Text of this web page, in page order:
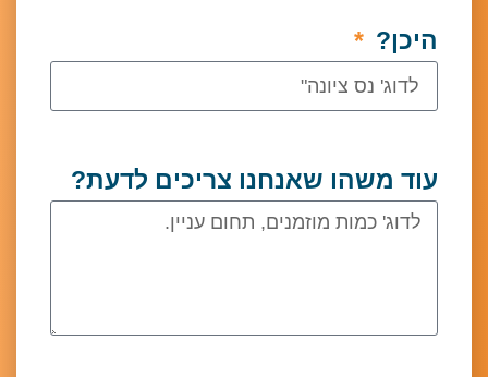
היכן?
עוד משהו שאנחנו צריכים לדעת?